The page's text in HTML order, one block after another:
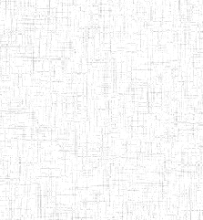
01/11/2001 ENIEG
01/01/1975 ENIEG
25/08/1986 ENIEG